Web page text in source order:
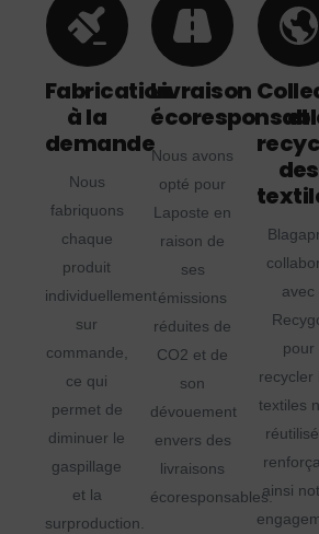
Fabrication
à la
demande
Nous
fabriquons
chaque
produit
individuellement
sur
commande,
ce qui
permet de
diminuer le
gaspillage
et la
surproduction.
Livraison
Nous avons
opté pour
Laposte en
raison de
ses
émissions
réduites de
CO2 et de
son
dévouement
envers des
livraisons
écoresponsables.
et
des
avec
pour
recycler
textiles
ainsi